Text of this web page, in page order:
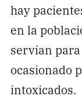
hay
en la
servían
ocasionado
intoxicados.